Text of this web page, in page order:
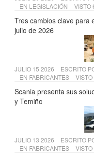
EN LEGISLACIÓN VISTO
Tres cambios clave para
julio de 2026
JULIO 15 2026 ESCRITO
EN FABRICANTES
Scania presenta sus
y Temiño
JULIO 13 2026 ESCRITO
EN FABRICANTES